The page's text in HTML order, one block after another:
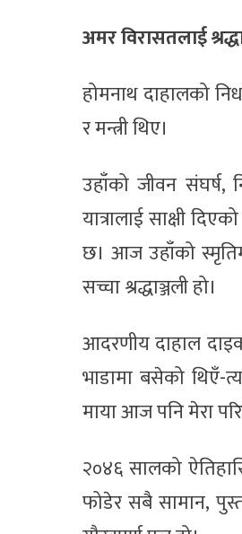
अमर विरासतलाई
होमनाथ दाहालको
र मन्त्री थिए।
उहाँको जीवन संघर्ष,
यात्रालाई साक्षी
छ। आज उहाँको
सच्चा श्रद्धाञ्जली हो।
आदरणीय दाहाल
भाडामा बसेको थिएँ-
माया आज पनि मेरा
२०४६ सालको
फोडेर सबै सामान,